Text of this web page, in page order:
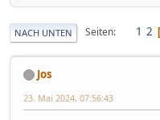
NACH UNTEN Seiten 1 2
Jos
23. Mai 2024, 07:56:43